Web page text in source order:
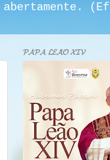
𝓟𝓐𝓟𝓐 𝓛𝓔𝓐̃𝓞 𝓧𝓘𝓥